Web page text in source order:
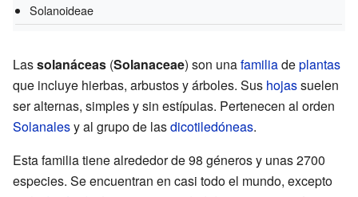
Solanoideae
Lassolanáceas (Solanaceae) son unafamiliadeplantas
que incluye hierbas, arbustos y árboles. Sus hojassuelen
ser alternas, simples y sin estípulas. Pertenecen al orden
Solanalesy al grupo de lasdicotiledóneas.
Esta familia tiene alrededor de 98 géneros y unas 2700
especies. Se encuentran en casi todo el mundo, excepto